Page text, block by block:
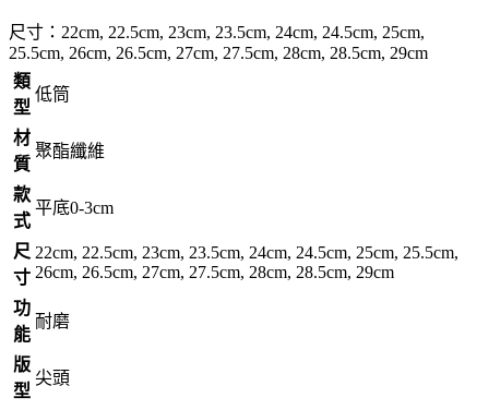
尺寸：22cm, 22.5cm, 23cm, 23.5cm, 24cm, 24.5cm, 25cm,
25.5cm, 26cm, 26.5cm, 27cm, 27.5cm, 28cm, 28.5cm, 29cm
類
型
低筒
材
質
聚酯纖維
款
式
平底0-3cm
尺
寸
22cm, 22.5cm, 23cm, 23.5cm, 24cm, 24.5cm, 25cm, 25.5cm,
26cm, 26.5cm, 27cm, 27.5cm, 28cm, 28.5cm, 29cm
功
能
耐磨
版
型
尖頭